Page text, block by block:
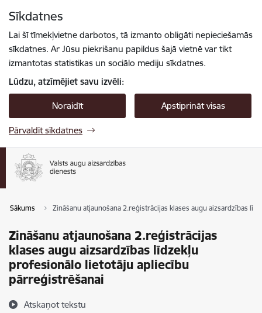
Sīkdatnes
Lai šī tīmekļvietne darbotos, tā izmanto obligāti nepieciešamās
sīkdatnes. Ar Jūsu piekrišanu papildus šajā vietnē var tikt
izmantotas statistikas un sociālo mediju sīkdatnes.
Lūdzu, atzīmējiet savu izvēli:
Noraidīt Apstiprināt visas
Pārvaldīt sīkdatnes
Sākums Zināšanu atjaunošana 2.reģistrācijas klases augu aizsardzības
Zināšanu atjaunošana 2.reģistrācijas
klases augu aizsardzības līdzekļu
profesionālo lietotāju apliecību
pārreģistrēšanai
Atskaņot tekstu